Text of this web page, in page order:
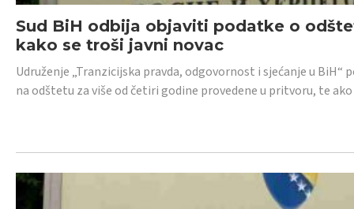
Sud BiH odbija objaviti podatke o
kako se troši javni novac
Udruženje „Tranzicijska pravda, odgovornost i sjećanje u
na odštetu za više od četiri godine provedene u pritvoru, te